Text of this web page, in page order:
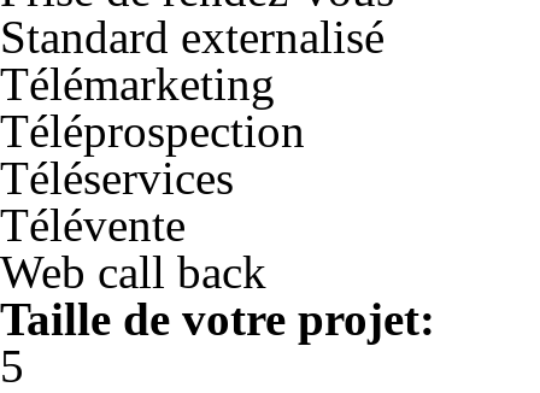
Standard externalisé
Télémarketing
Téléprospection
Téléservices
Télévente
Web call back
Taille de votre projet:
5